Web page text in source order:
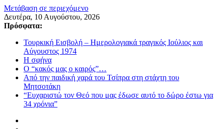
Μετάβαση σε περιεχόμενο
Δευτέρα, 10 Αυγούστου, 2026
Πρόσφατα:
Τουρκική Εισβολή – Ημερολογιακά τραγικός Ιούλιος και
Αύγουστος 1974
Η σφήνα
Ο “κακός μας ο καιρός”…
Από την παιδική χαρά του Τσίπρα στη στάχτη του
Μητσοτάκη
“Ευχαριστώ τον Θεό που μας έδωσε αυτό το δώρο έστω για
34 χρόνια”